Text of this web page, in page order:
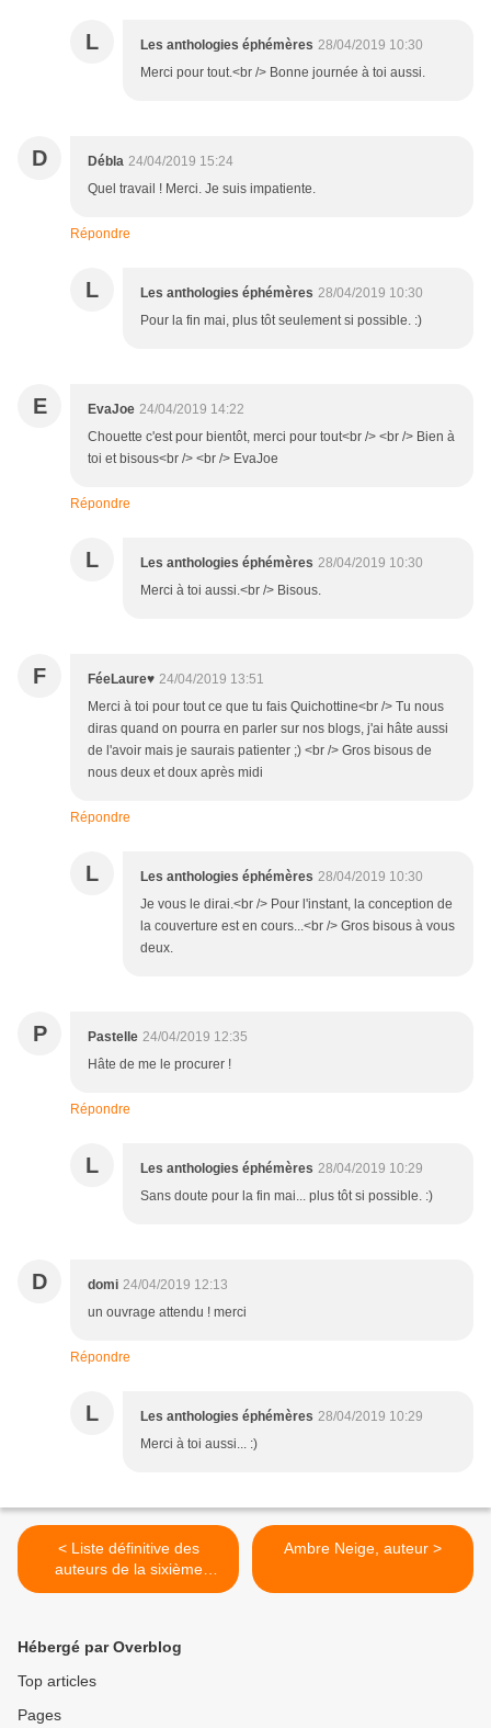
L Les anthologies éphémères 28/04/2019 10:30
Merci pour tout.<br /> Bonne journée à toi aussi.
D Débla 24/04/2019 15:24
Quel travail ! Merci. Je suis impatiente.
Répondre
L Les anthologies éphémères 28/04/2019 10:30
Pour la fin mai, plus tôt seulement si possible. :)
E EvaJoe 24/04/2019 14:22
Chouette c'est pour bientôt, merci pour tout<br /> <br /> Bien à
toi et bisous<br /> <br /> EvaJoe
Répondre
L Les anthologies éphémères 28/04/2019 10:30
Merci à toi aussi.<br /> Bisous.
F FéeLaure♥ 24/04/2019 13:51
Merci à toi pour tout ce que tu fais Quichottine<br /> Tu nous
diras quand on pourra en parler sur nos blogs, j'ai hâte aussi
de l'avoir mais je saurais patienter ;) <br /> Gros bisous de
nous deux et doux après midi
Répondre
L Les anthologies éphémères 28/04/2019 10:30
Je vous le dirai.<br /> Pour l'instant, la conception de
la couverture est en cours...<br /> Gros bisous à vous
deux.
P Pastelle 24/04/2019 12:35
Hâte de me le procurer !
Répondre
L Les anthologies éphémères 28/04/2019 10:29
Sans doute pour la fin mai... plus tôt si possible. :)
D domi 24/04/2019 12:13
un ouvrage attendu ! merci
Répondre
L Les anthologies éphémères 28/04/2019 10:29
Merci à toi aussi... :)
< Liste définitive des
auteurs de la sixième
anthologie
Ambre Neige, auteur >
Hébergé par Overblog
Top articles
Pages